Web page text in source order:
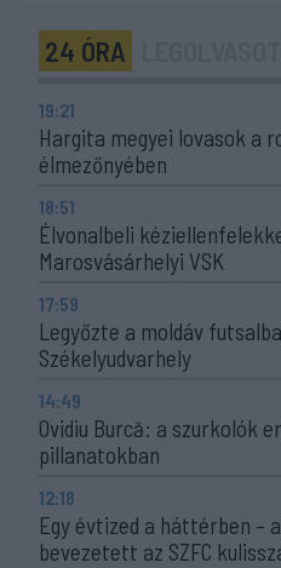
24 ÓRA
19:21
Hargita megyei lovasok a
élmezőnyében
18:51
Élvonalbeli
Marosvásárhelyi VSK
17:59
Legyőzte a moldáv
Székelyudvarhely
14:49
Ovidiu Burcă: a szurkolók
pillanatokban
12:18
Egy évtized a háttérben –
bevezetett az SZFC